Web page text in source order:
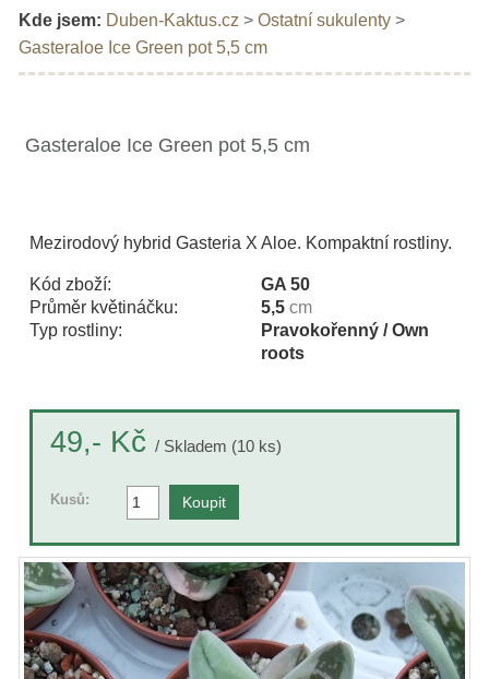
Kde jsem: Duben-Kaktus.cz > Ostatní sukulenty >
Gasteraloe Ice Green pot 5,5 cm
Gasteraloe Ice Green pot 5,5 cm
Mezirodový hybrid Gasteria X Aloe. Kompaktní rostliny.
Kód zboží:
GA 50
Průměr květináčku:
5,5 cm
Typ rostliny:
Pravokořenný / Own
roots
49,- Kč / Skladem (10 ks)
Kusů: